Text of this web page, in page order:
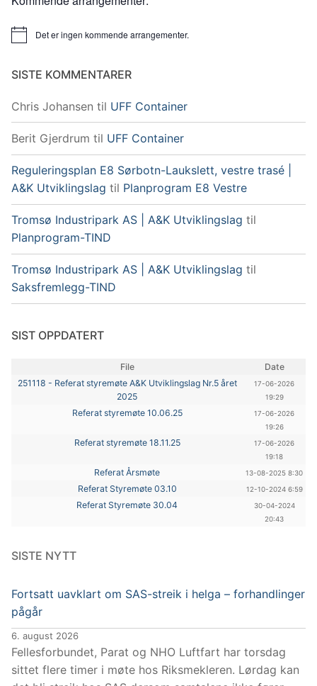
MerknadDet er ingen kommende arrangementer.
SISTE KOMMENTARER
Chris Johansen til UFF Container
Berit Gjerdrum til UFF Container
Reguleringsplan E8 Sørbotn-Laukslett, vestre trasé |
A&K Utviklingslag til Planprogram E8 Vestre
Tromsø Industripark AS | A&K Utviklingslag til
Planprogram-TIND
Tromsø Industripark AS | A&K Utviklingslag til
Saksfremlegg-TIND
SIST OPPDATERT
File
Date
251118 - Referat styremøte A&K Utviklingslag Nr.5 året
2025
17-06-2026
19:29
Referat styremøte 10.06.25
17-06-2026
19:26
Referat styremøte 18.11.25
17-06-2026
19:18
Referat Årsmøte 13-08-2025 8:30
Referat Styremøte 03.10 12-10-2024 6:59
Referat Styremøte 30.04
30-04-2024
20:43
SISTE NYTT
Fortsatt uavklart om SAS-streik i helga – forhandlinger
pågår
6. august 2026
Fellesforbundet, Parat og NHO Luftfart har torsdag
sittet flere timer i møte hos Riksmekleren. Lørdag kan